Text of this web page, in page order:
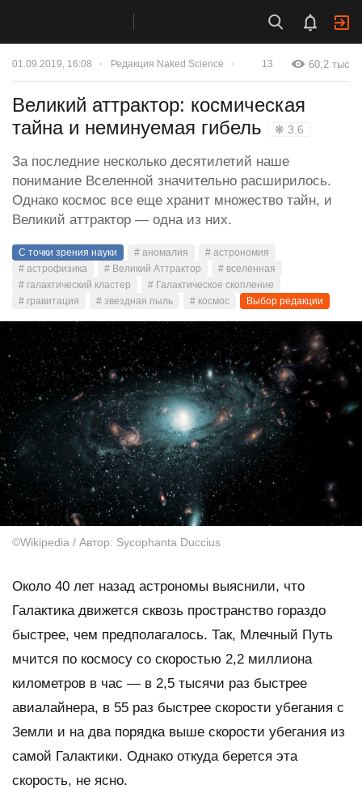
01.09.2019, 16:08 Редакция Naked Science 13 60,2 тыс
Великий аттрактор: космическая
тайна и неминуемая гибель
❋ 3.6
За последние несколько десятилетий наше
понимание Вселенной значительно расширилось.
Однако космос все еще хранит множество тайн, и
Великий аттрактор — одна из них.
С точки зрения науки # аномалия
# астрономия
# астрофизика
# Великий Аттрактор
# вселенная
# галактический кластер
# Галактическое скопление
# гравитация
# звездная пыль # космос Выбор редакции
©Wikipedia / Автор: Sycophanta Duccius
Около 40 лет назад астрономы выяснили, что
Галактика движется сквозь пространство гораздо
быстрее, чем предполагалось. Так, Млечный Путь
мчится по космосу со скоростью 2,2 миллиона
километров в час — в 2,5 тысячи раз быстрее
авиалайнера, в 55 раз быстрее скорости убегания с
Земли и на два порядка выше скорости убегания из
самой Галактики. Однако откуда берется эта
скорость, не ясно.